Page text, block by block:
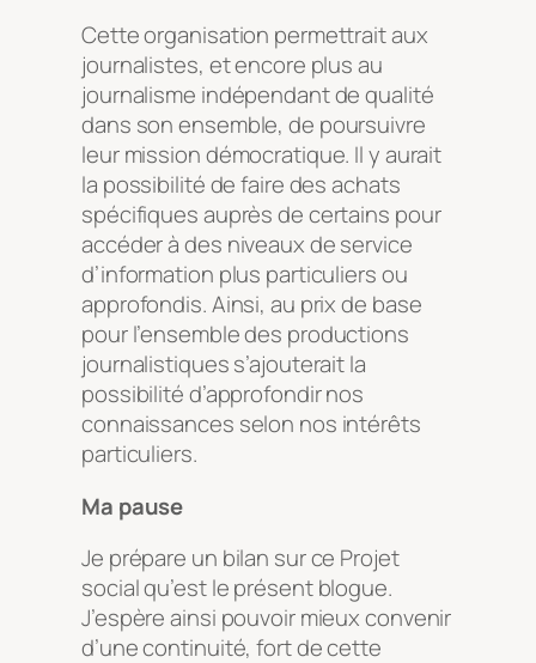
Cette organisation permettrait aux
journalistes, et encore plus au
journalisme indépendant de qualité
dans son ensemble, de poursuivre
leur mission démocratique. Il y aurait
la possibilité de faire des achats
spécifiques auprès de certains pour
accéder à des niveaux de service
d’information plus particuliers ou
approfondis. Ainsi, au prix de base
pour l’ensemble des productions
journalistiques s’ajouterait la
possibilité d’approfondir nos
connaissances selon nos intérêts
particuliers.
Ma pause
Je prépare un bilan sur ce Projet
socialqu’est le présent blogue.
J’espère ainsi pouvoir mieux convenir
d’une continuité, fort de cette